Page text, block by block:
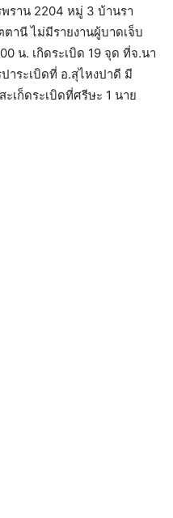
ราน 2204 หมู่ 3 บ้านรา
านี ไม่มีรายงานผู้บาดเจ็บ
น. เกิดระเบิด 19 จุด ที่จ.นา
าระเบิดที่ อ.สุไหงปาดี มี
เก็ดระเบิดที่ศรีษะ 1 นาย